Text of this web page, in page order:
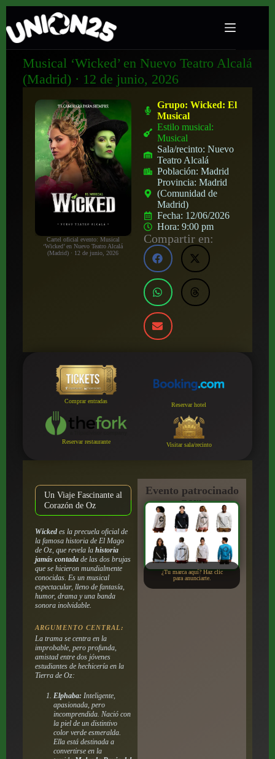
Musical ‘Wicked’ en Nuevo Teatro Alcalá
(Madrid) · 12 de junio, 2026
Cartel oficial evento: Musical
‘Wicked’ en Nuevo Teatro Alcalá
(Madrid) · 12 de junio, 2026
Grupo:Wicked: El
Musical
Estilo musical:
Musical
Sala/recinto:Nuevo
Teatro Alcalá
Población:Madrid
Provincia:Madrid
(Comunidad de
Madrid)
Fecha: 12/06/2026
Hora:9:00 pm
Compartir en:
Comprar entradas
Reservar hotel
Reservar restaurante Visitar sala/recinto
Un Viaje Fascinante al
Corazón de Oz
Wickedes la precuela oficial de
la famosa historia de El Mago
de Oz, que revela la historia
jamás contadade las dos brujas
que se hicieron mundialmente
conocidas. Es un musical
espectacular, lleno de fantasía,
humor, drama y una banda
sonora inolvidable.
ARGUMENTO CENTRAL:
La trama se centra en la
improbable, pero profunda,
amistad entre dos jóvenes
estudiantes de hechicería en la
Tierra de Oz:
Elphaba: Inteligente,
apasionada, pero
incomprendida. Nació con
la piel de un distintivo
color verde esmeralda.
Ella está destinada a
convertirse en la
Evento patrocinado
por:
¿Tu marca aquí? Haz clic
para anunciarte.